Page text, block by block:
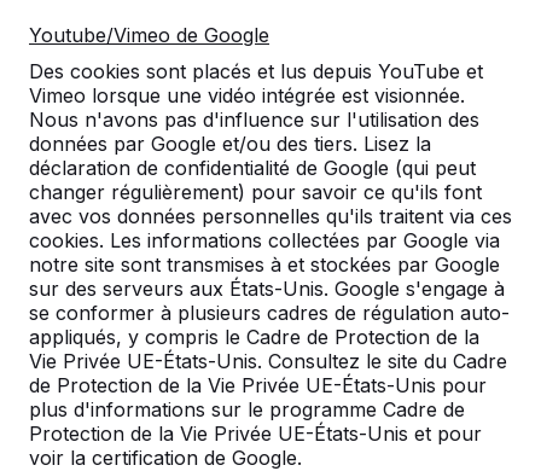
Youtube/Vimeo de Google
Des cookies sont placés et lus depuis YouTube et
Vimeo lorsque une vidéo intégrée est visionnée.
Nous n'avons pas d'influence sur l'utilisation des
données par Google et/ou des tiers. Lisez la
déclaration de confidentialité de Google (qui peut
changer régulièrement) pour savoir ce qu'ils font
avec vos données personnelles qu'ils traitent via ces
cookies. Les informations collectées par Google via
notre site sont transmises à et stockées par Google
sur des serveurs aux États-Unis. Google s'engage à
se conformer à plusieurs cadres de régulation auto-
appliqués, y compris le Cadre de Protection de la
Vie Privée UE-États-Unis. Consultez le site du Cadre
de Protection de la Vie Privée UE-États-Unis pour
plus d'informations sur le programme Cadre de
Protection de la Vie Privée UE-États-Unis et pour
voir la certification de Google.
Contact
HeBlad France
72 rue de Lessard
76100 Rouen
France
02 78 84 0187
info@HeBlad.fr